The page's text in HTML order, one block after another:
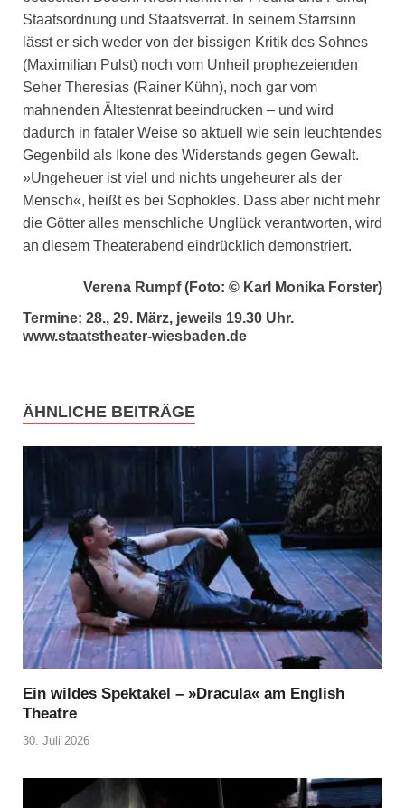
Staatsordnung und Staatsverrat. In seinem Starrsinn
lässt er sich weder von der bissigen Kritik des Sohnes
(Maximilian Pulst) noch vom Unheil prophezeienden
Seher Theresias (Rainer Kühn), noch gar vom
mahnenden Ältestenrat beeindrucken – und wird
dadurch in fataler Weise so aktuell wie sein leuchtendes
Gegenbild als Ikone des Widerstands gegen Gewalt.
»Ungeheuer ist viel und nichts ungeheurer als der
Mensch«, heißt es bei Sophokles. Dass aber nicht mehr
die Götter alles menschliche Unglück verantworten, wird
an diesem Theaterabend eindrücklich demonstriert.
Verena Rumpf (Foto: © Karl Monika Forster)
Termine: 28., 29. März, jeweils 19.30 Uhr.
www.staatstheater-wiesbaden.de
ÄHNLICHE BEITRÄGE
Ein wildes Spektakel – »Dracula« am English
Theatre
30. Juli 2026